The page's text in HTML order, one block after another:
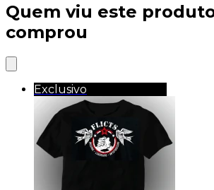
Quem viu este
comprou